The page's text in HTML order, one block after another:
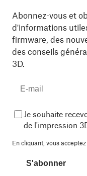
Abonnez-vous et
d'informations
firmware, des
des conseils
3D.
Je souhaite
de l'impression
En cliquant, vous acceptez
S'abonner